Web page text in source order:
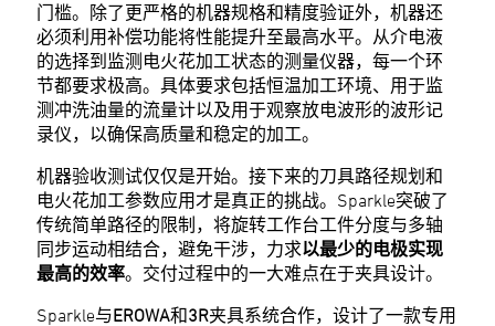
门槛。除了更严格的机器规格和精度验证外，机器还
必须利用补偿功能将性能提升至最高水平。从介电液
的选择到监测电火花加工状态的测量仪器，每一个环
节都要求极高。具体要求包括恒温加工环境、用于监
测冲洗油量的流量计以及用于观察放电波形的波形记
录仪，以确保高质量和稳定的加工。
机器验收测试仅仅是开始。接下来的刀具路径规划和
电火花加工参数应用才是真正的挑战。Sparkle突破了
传统简单路径的限制，将旋转工作台工件分度与多轴
同步运动相结合，避免干涉，力求以最少的电极实现
最高的效率。交付过程中的一大难点在于夹具设计。
Sparkle与EROWA和3R夹具系统合作，设计了一款专用